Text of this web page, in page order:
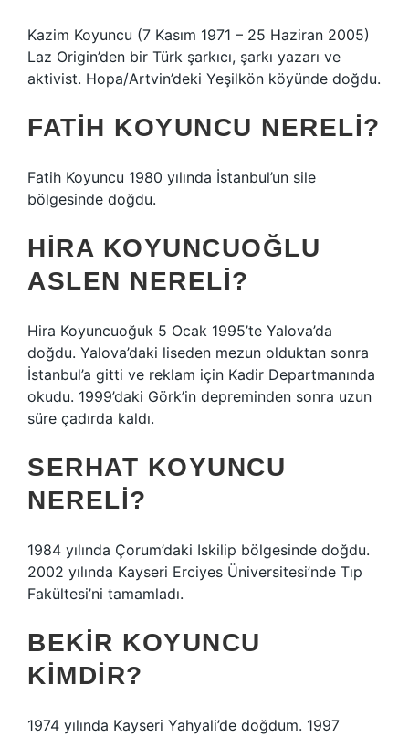
Kazim Koyuncu (7 Kasım 1971 – 25 Haziran 2005)
Laz Origin’den bir Türk şarkıcı, şarkı yazarı ve
aktivist. Hopa/Artvin’deki Yeşilkön köyünde doğdu.
FATIH KOYUNCU NERELI?
Fatih Koyuncu 1980 yılında İstanbul’un sile
bölgesinde doğdu.
HIRA KOYUNCUOĞLU
ASLEN NERELI?
Hira Koyuncuoğuk 5 Ocak 1995’te Yalova’da
doğdu. Yalova’daki liseden mezun olduktan sonra
İstanbul’a gitti ve reklam için Kadir Departmanında
okudu. 1999’daki Görk’in depreminden sonra uzun
süre çadırda kaldı.
SERHAT KOYUNCU
NERELI?
1984 yılında Çorum’daki Iskilip bölgesinde doğdu.
2002 yılında Kayseri Erciyes Üniversitesi’nde Tıp
Fakültesi’ni tamamladı.
BEKIR KOYUNCU
KIMDIR?
1974 yılında Kayseri Yahyali’de doğdum. 1997